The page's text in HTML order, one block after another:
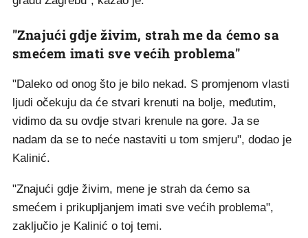
"Znajući gdje živim, strah me da ćemo sa
smećem imati sve većih problema"
"Daleko od onog što je bilo nekad. S promjenom vlasti
ljudi očekuju da će stvari krenuti na bolje, međutim,
vidimo da su ovdje stvari krenule na gore. Ja se
nadam da se to neće nastaviti u tom smjeru", dodao je
Kalinić.
"Znajući gdje živim, mene je strah da ćemo sa
smećem i prikupljanjem imati sve većih problema",
zaključio je Kalinić o toj temi.